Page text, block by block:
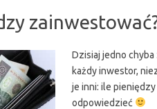
Dzisiaj jedno
każdy inwestor,
je inni: ile
odpowiedzieć